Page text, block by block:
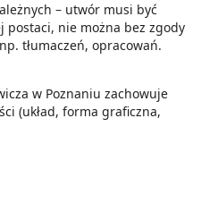
– utwór musi być
nie można bez zgody
tłumaczeń, opracowań.
w Poznaniu zachowuje
(układ, forma graficzna,